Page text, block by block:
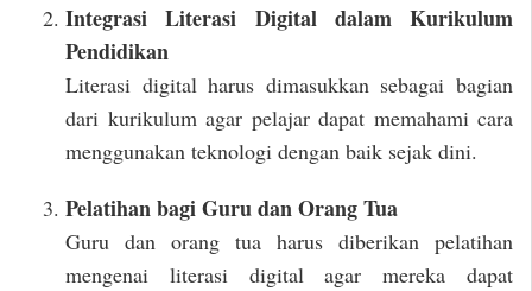
Integrasi Literasi Digital dalam Kurikulum
Pendidikan
Literasi digital harus dimasukkan sebagai bagian
dari kurikulum agar pelajar dapat memahami cara
menggunakan teknologi dengan baik sejak dini.
Pelatihan bagi Guru dan Orang Tua
Guru dan orang tua harus diberikan pelatihan
mengenai literasi digital agar mereka dapat